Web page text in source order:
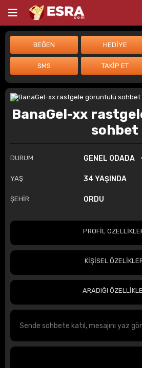
BanaGel-xx
sohbet
DURUM GENEL ODADA
YAŞ 34 YAŞINDA
ŞEHİR ORDU
PROFİL
KİŞİSEL
ARADIĞI